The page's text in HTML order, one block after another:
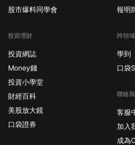
股市爆料同學會
投資理財
投資網誌
Money錢
投資小學堂
財經百科
美股放大鏡
口袋證券
報明
跨領
學到
口袋
聯絡
客服
加入
成為